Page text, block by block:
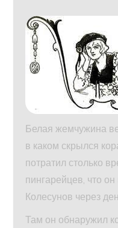
Белая жемчужина
в каком скрылся
потратил столько
пингарейцев, что
Колесунов через
Там он обнаружил